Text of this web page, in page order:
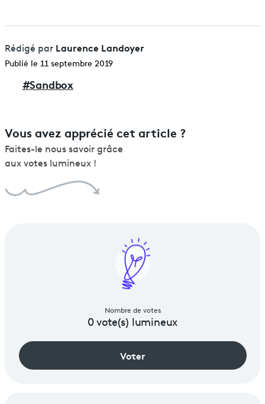
Rédigé par Laurence Landoyer
Publié le 11 septembre 2019
#Sandbox
Vous avez apprécié cet article ?
Faites-le nous savoir grâce
aux votes lumineux !
Nombre de votes
0vote(s) lumineux
Voter